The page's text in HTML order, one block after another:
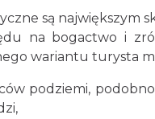
są największym
na bogactwo i
wariantu turysta
podziemi,